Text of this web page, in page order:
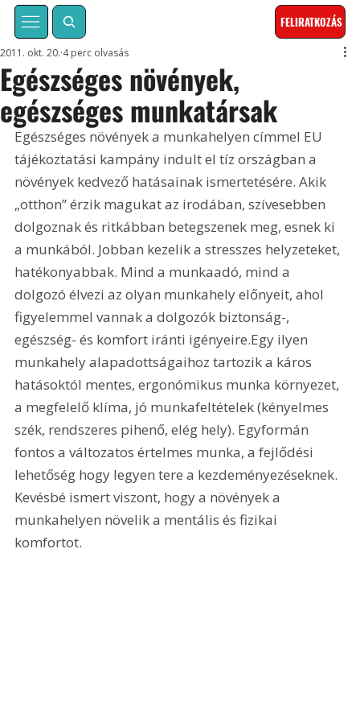
FELIRATKOZÁS
Egészséges növények,
egészséges munkatársak
2011. okt. 20. 4 perc olvasás
Egészséges növények a munkahelyen címmel EU
tájékoztatási kampány indult el tíz országban a
növények kedvező hatásainak ismertetésére. Akik
„otthon” érzik magukat az irodában, szívesebben
dolgoznak és ritkábban betegszenek meg, esnek ki
a munkából. Jobban kezelik a stresszes helyzeteket,
hatékonyabbak. Mind a munkaadó, mind a
dolgozó élvezi az olyan munkahely előnyeit, ahol
figyelemmel vannak a dolgozók biztonság-,
egészség- és komfort iránti igényeire.Egy ilyen
munkahely alapadottságaihoz tartozik a káros
hatásoktól mentes, ergonómikus munka környezet,
a megfelelő klíma, jó munkafeltételek (kényelmes
szék, rendszeres pihenő, elég hely). Egyformán
fontos a változatos értelmes munka, a fejlődési
lehetőség hogy legyen tere a kezdeményezéseknek.
Kevésbé ismert viszont, hogy a növények a
munkahelyen növelik a mentális és fizikai
komfortot.